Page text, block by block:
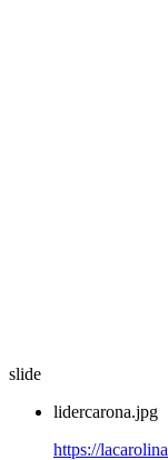
slide
lidercarona.jpg
https://